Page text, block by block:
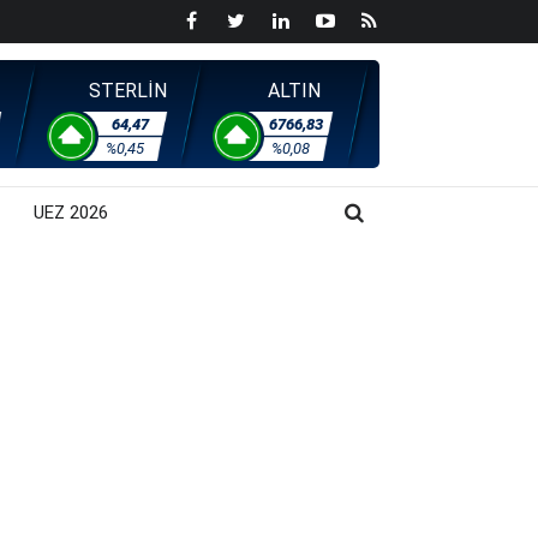
STERLİN
64,47
%0,45
ALTIN
6766,83
%0,08
UEZ 2026